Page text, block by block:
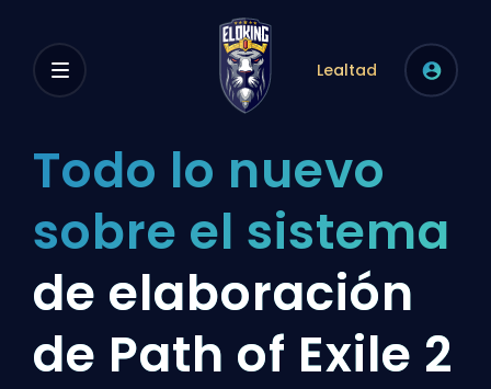
Lealtad
Todo lo nuevo
sobre el sistema
de elaboración
de Path of Exile 2